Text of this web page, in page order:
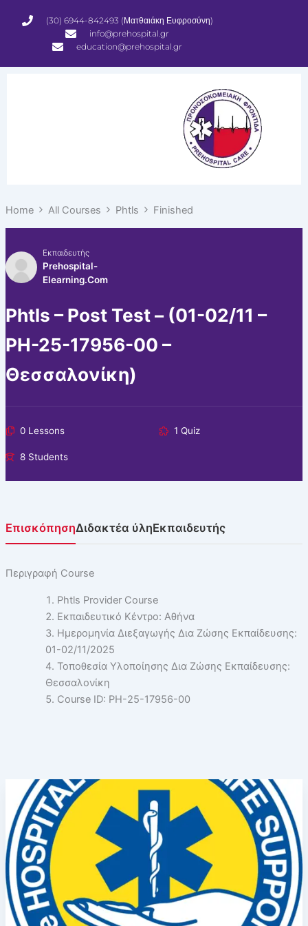
περιεχόμενο
(30) 6944-842493 (Ματθαιάκη Ευφροσύνη)
info@prehospital.gr
education@prehospital.gr
Home All Courses Phtls Finished
Εκπαιδευτής
Prehospital-
Elearning.com
Phtls – Post Test – (01-02/11 –
PH-25-17956-00 –
Θεσσαλονίκη)
0 Lessons 1 Quiz
8 Students
ΕπισκόπησηΔιδακτέα ύληΕκπαιδευτής
Περιγραφή Course
Phtls Provider Course
Εκπαιδευτικό Κέντρο: Αθήνα
Ημερομηνία Διεξαγωγής Δια Ζώσης Εκπαίδευσης:
01-02/11/2025
Τοποθεσία Υλοποίησης Δια Ζώσης Εκπαίδευσης:
Θεσσαλονίκη
Course ID: PH-25-17956-00